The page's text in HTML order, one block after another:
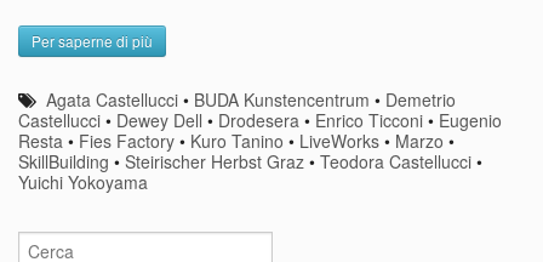
Per saperne di più
Agata Castellucci • BUDA Kunstencentrum • Demetrio
Castellucci • Dewey Dell • Drodesera • Enrico Ticconi • Eugenio
Resta • Fies Factory • Kuro Tanino • LiveWorks • Marzo •
SkillBuilding • Steirischer Herbst Graz • Teodora Castellucci •
Yuichi Yokoyama